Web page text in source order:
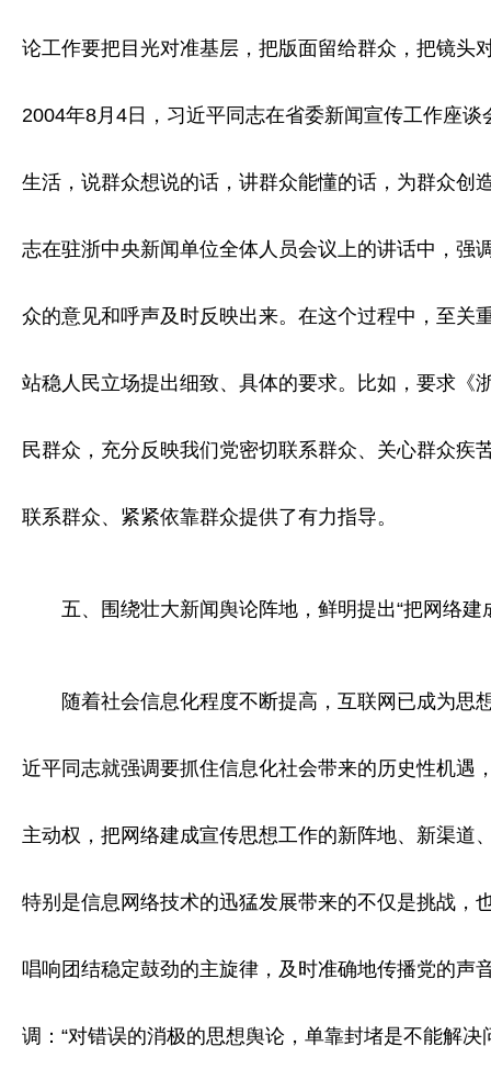
论工作要把目光对准基层，把版面留给群众，把镜头
2004年8月4日，习近平同志在省委新闻宣传工作座
生活，说群众想说的话，讲群众能懂的话，为群众创
志在驻浙中央新闻单位全体人员会议上的讲话中，强
众的意见和呼声及时反映出来。在这个过程中，至关
站稳人民立场提出细致、具体的要求。比如，要求《
民群众，充分反映我们党密切联系群众、关心群众疾
联系群众、紧紧依靠群众提供了有力指导。
五、围绕壮大新闻舆论阵地，鲜明提出“把网络
随着社会信息化程度不断提高，互联网已成为思
近平同志就强调要抓住信息化社会带来的历史性机遇
主动权，把网络建成宣传思想工作的新阵地、新渠道
特别是信息网络技术的迅猛发展带来的不仅是挑战，
唱响团结稳定鼓劲的主旋律，及时准确地传播党的声
调：“对错误的消极的思想舆论，单靠封堵是不能解